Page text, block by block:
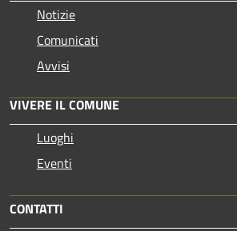
Notizie
Comunicati
Avvisi
VIVERE IL COMUNE
Luoghi
Eventi
CONTATTI